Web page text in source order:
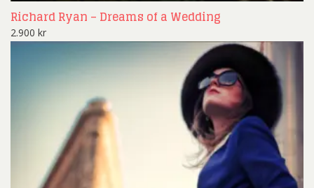
Richard Ryan – Dreams of a Wedding
2.900 kr